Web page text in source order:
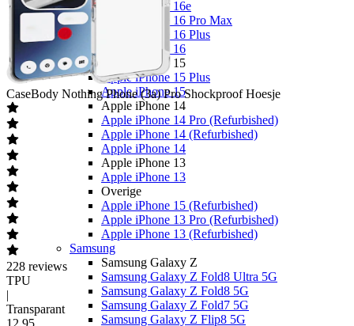
Apple iPhone 16e
Apple iPhone 16 Pro Max
Apple iPhone 16 Plus
Apple iPhone 16
Apple iPhone 15
Apple iPhone 15 Plus
Apple iPhone 15
Apple iPhone 14
Apple iPhone 14 Pro (Refurbished)
Apple iPhone 14 (Refurbished)
Apple iPhone 14
Apple iPhone 13
Apple iPhone 13
Overige
Apple iPhone 15 (Refurbished)
Apple iPhone 13 Pro (Refurbished)
Apple iPhone 13 (Refurbished)
Samsung
Samsung Galaxy Z
Samsung Galaxy Z Fold8 Ultra 5G
Samsung Galaxy Z Fold8 5G
Samsung Galaxy Z Fold7 5G
Samsung Galaxy Z Flip8 5G
CaseBody Nothing Phone (3a) Pro Shockproof Hoesje
228 reviews
TPU
|
Transparant
12,95